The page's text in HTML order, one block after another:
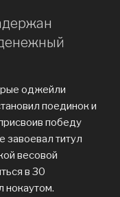
оджейли
поединок и
победу
завоевал титул
весовой
в 30
нокаутом.